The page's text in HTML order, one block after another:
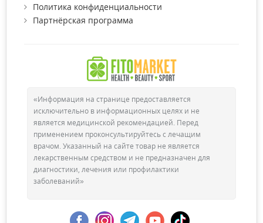
Политика конфиденциальности
Партнёрская программа
«Информация на странице предоставляется
исключительно в информационных целях и не
является медицинской рекомендацией. Перед
применением проконсультируйтесь с лечащим
врачом. Указанный на сайте товар не является
лекарственным средством и не предназначен для
диагностики, лечения или профилактики
заболеваний»